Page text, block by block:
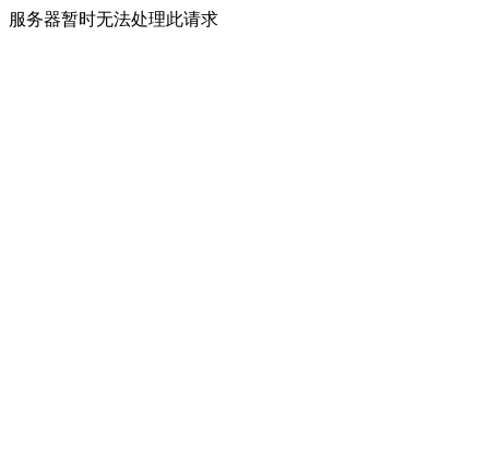
服务器暂时无法处理此请求